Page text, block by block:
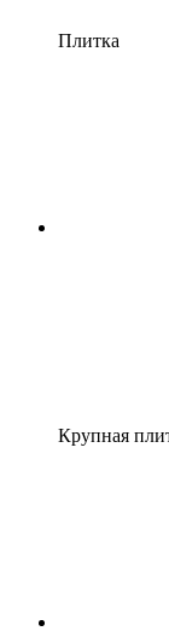
Плитка
Крупная